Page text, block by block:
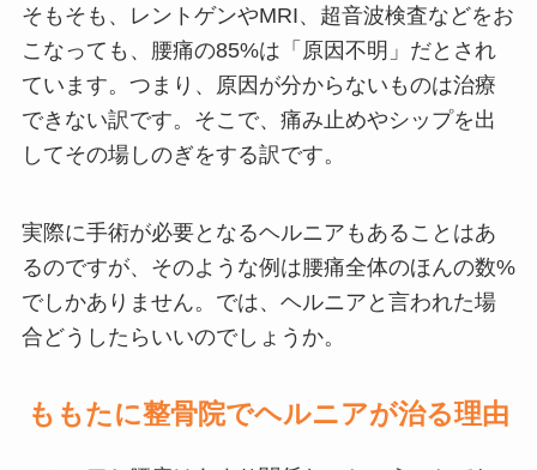
そもそも、レントゲンやMRI、超音波検査などをお
こなっても、腰痛の85%は「原因不明」だとされ
ています。つまり、原因が分からないものは治療
できない訳です。そこで、痛み止めやシップを出
してその場しのぎをする訳です。
実際に手術が必要となるヘルニアもあることはあ
るのですが、そのような例は腰痛全体のほんの数%
でしかありません。では、ヘルニアと言われた場
合どうしたらいいのでしょうか。
ももたに整骨院でヘルニアが治る理由